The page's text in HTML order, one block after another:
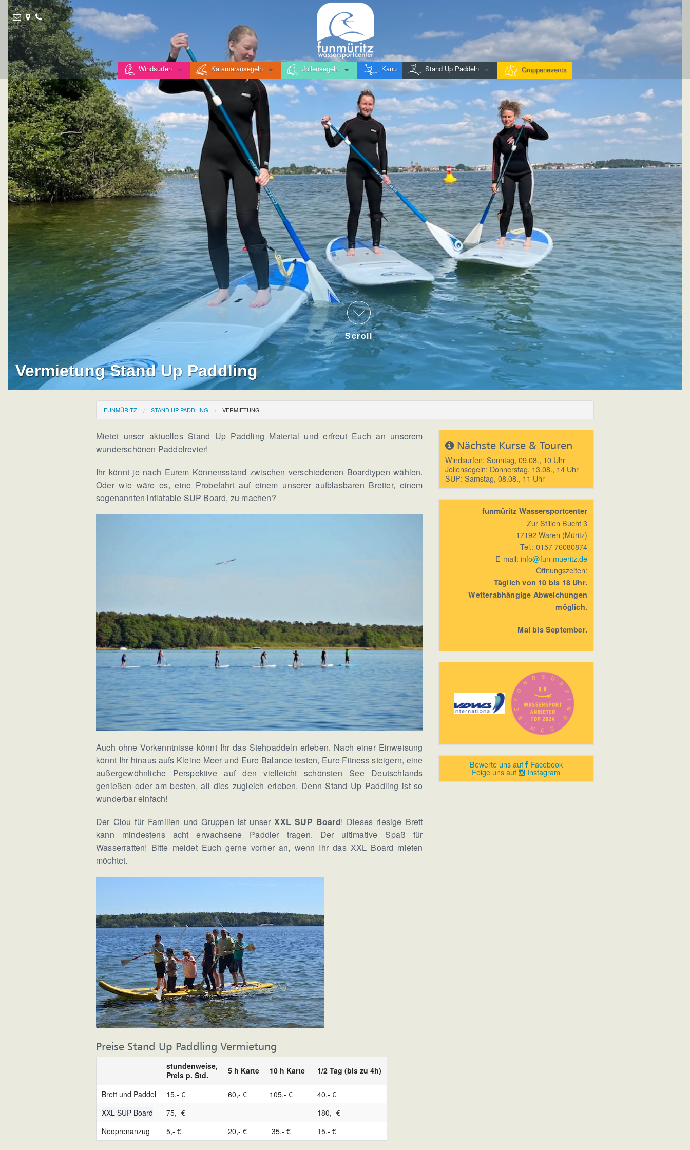
Windsurfen
Kurse
Vermietung
Katamaransegeln
Kurse
Vermietung
Jollensegeln
Kurse
Vermietung
Kanu
Stand Up Paddeln
Kurse
Vermietung
Gruppenevents
Scroll
Vermietung Stand Up Paddling
FUNMÜRITZ STAND UP PADDLING VERMIETUNG
Mietet unser aktuelles Stand Up Paddling Material und erfreut Euch an unserem
wunderschönen Paddelrevier!
Ihr könnt je nach Eurem Könnensstand zwischen verschiedenen Boardtypen wählen.
Oder wie wäre es, eine Probefahrt auf einem unserer aufblasbaren Bretter, einem
sogenannten inflatable SUP Board, zu machen?
Auch ohne Vorkenntnisse könnt Ihr das Stehpaddeln erleben. Nach einer Einweisung
könnt Ihr hinaus aufs Kleine Meer und Eure Balance testen, Eure Fitness steigern, eine
außergewöhnliche Perspektive auf den vielleicht schönsten See Deutschlands
genießen oder am besten, all dies zugleich erleben. Denn Stand Up Paddling ist so
wunderbar einfach!
Der Clou für Familien und Gruppen ist unserXXL SUP Board! Dieses riesige Brett
kann mindestens acht erwachsene Paddler tragen. Der ultimative Spaß für
Wasserratten! Bitte meldet Euch gerne vorher an, wenn Ihr das XXL Board mieten
möchtet.
Preise Stand Up Paddling Vermietung
stundenweise,
Preis p. Std.
5 h Karte 10 h Karte 1/2 Tag (bis zu 4h)
Brett und Paddel 15,- € 60,- € 105,- €
40,- €
XXL SUP Board
75,- €
180,- €
Neoprenanzug
5,- € 20,- € 35,- € 15,- €
Nächste Kurse & Touren
Windsurfen: Sonntag, 09.08., 10 Uhr
Jollensegeln: Donnerstag, 13.08., 14 Uhr
SUP: Samstag, 08.08., 11 Uhr
funmüritz Wassersportcenter
Zur Stillen Bucht 3
17192 Waren (Müritz)
Tel.: 0157 76080874
E-mail: info@fun-mueritz.de
Öffnungszeiten:
Täglich von 10 bis 18 Uhr.
Wetterabhängige Abweichungen
möglich.
Mai bis September.
Bewerte uns auf Facebook
Folge uns auf Instagram